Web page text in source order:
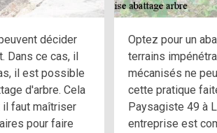
décider
Dans ce cas, il
il est possible
d'arbre. Cela
faut maîtriser
pour faire
Optez pour un
terrains
mécanisés ne
cette pratique
Paysagiste 49 à
entreprise est